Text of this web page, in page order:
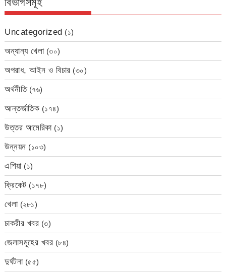
Uncategorized (১)
অন্যান্য খেলা(৩০)
অপরাধ, আইন ও বিচার (৩০)
অর্থনীতি(৭৬)
আন্তর্জাতিক (১৭৪)
উত্তর আমেরিকা(১)
উন্নয়ন (১০৩)
এশিয়া(১)
ক্রিকেট (১৭৮)
খেলা(২৮১)
চাকরীর খবর (৩)
জেলাসমূহের খবর (৮৪)
দুর্ঘটনা(৫৫)